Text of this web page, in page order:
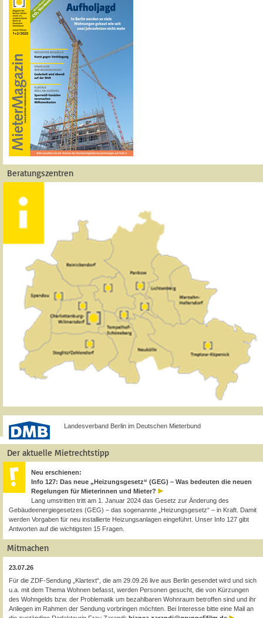
Beratungszentren
Landesverband Berlin im Deutschen Mieterbund
Der aktuelle Mietrechtstipp
Neu erschienen:
Info 127: Das neue „Heizungsgesetz“ (GEG) – Was bedeuten die neuen
Regelungen für Mieterinnen und Mieter?
Lang umstritten tritt am 1. Januar 2024 das Gesetz zur Änderung des
Gebäudeenergiegesetzes (GEG) – das sogenannte „Heizungsgesetz“ – in Kraft. Damit
werden Vorgaben für neu installierte Heizungsanlagen eingeführt. Unser Info 127 gibt
Antworten auf die wichtigsten 15 Fragen.
Mitmachen
23.07.26
Für die ZDF-Sendung „Klartext“, die am 29.09.26 live aus Berlin gesendet wird und sich
u.a. mit dem Thema Wohnen befasst, werden Personen gesucht, die von Kürzungen
des Wohngelds bzw. der Problematik um bezahlbaren Wohnraum betroffen sind und ihr
Anliegen im Rahmen der Sendung vorbringen möchten. Bei Interesse bitte eine Mail an